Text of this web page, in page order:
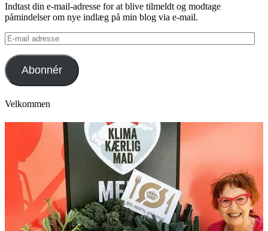
Indtast din e-mail-adresse for at blive tilmeldt og modtage
påmindelser om nye indlæg på min blog via e-mail.
E-
mail
adresse
Abonnér
Velkommen